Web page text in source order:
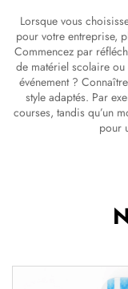
Lorsque vous
pour votre entreprise,
Commencez par
de matériel scolaire
événement ?
style adaptés. Par
courses, tandis qu’un
pour